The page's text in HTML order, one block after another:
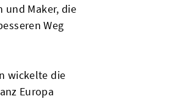
und Maker, die
Weg
wickelte die
Europa